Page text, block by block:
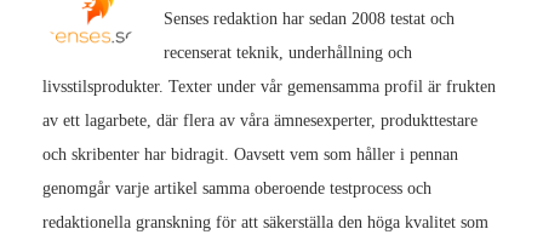
Senses redaktion har sedan 2008 testat och
recenserat teknik, underhållning och
livsstilsprodukter. Texter under vår gemensamma profil är frukten
av ett lagarbete, där flera av våra ämnesexperter, produkttestare
och skribenter har bidragit. Oavsett vem som håller i pennan
genomgår varje artikel samma oberoende testprocess och
redaktionella granskning för att säkerställa den höga kvalitet som